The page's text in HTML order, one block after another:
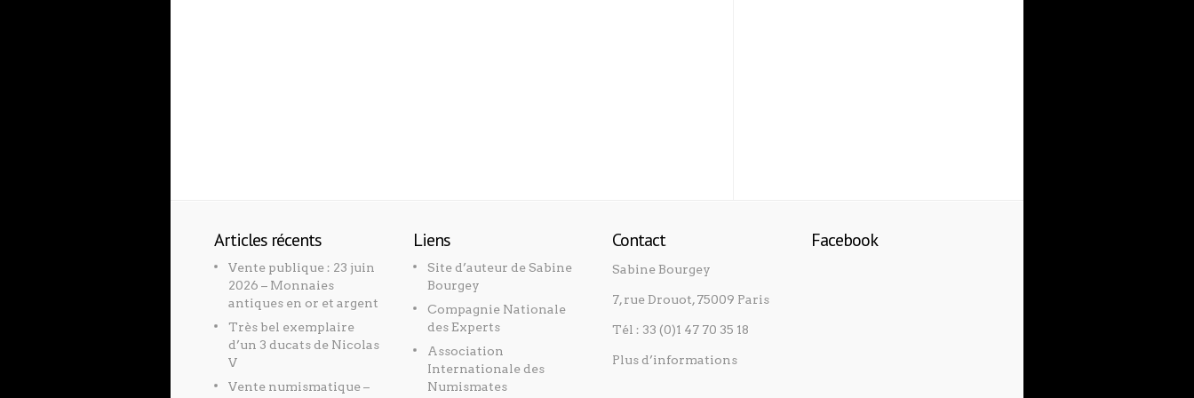
Articles récents
Vente publique : 23 juin
2026 – Monnaies
antiques en or et argent
Très bel exemplaire
d’un 3 ducats de Nicolas
V
Vente numismatique –
Liens
Site d’auteur de Sabine
Bourgey
Compagnie Nationale
des Experts
Association
Internationale des
Numismates
Contact
Sabine Bourgey
7, rue Drouot, 75009 Paris
Tél : 33 (0)1 47 70 35 18
Plus d’informations
Facebook